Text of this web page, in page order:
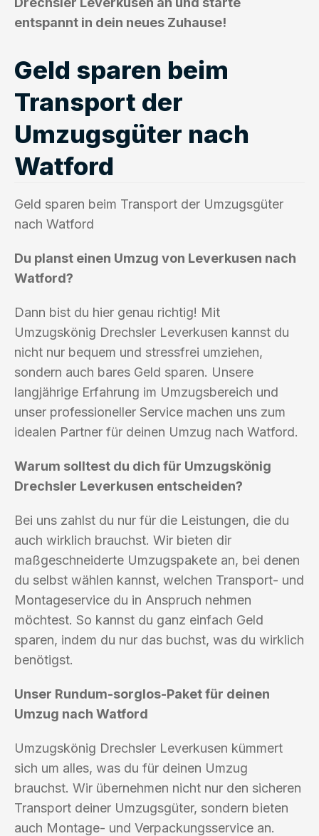
entspannt in dein neues Zuhause!
Geld sparen beim
Transport der
Umzugsgüter nach
Watford
Geld sparen beim Transport der Umzugsgüter
nach Watford
Du planst einen Umzug von Leverkusen nach
Watford?
Dann bist du hier genau richtig! Mit
Umzugskönig Drechsler Leverkusen kannst du
nicht nur bequem und stressfrei umziehen,
sondern auch bares Geld sparen. Unsere
langjährige Erfahrung im Umzugsbereich und
unser professioneller Service machen uns zum
idealen Partner für deinen Umzug nach Watford.
Warum solltest du dich für Umzugskönig
Drechsler Leverkusen entscheiden?
Bei uns zahlst du nur für die Leistungen, die du
auch wirklich brauchst. Wir bieten dir
maßgeschneiderte Umzugspakete an, bei denen
du selbst wählen kannst, welchen Transport- und
Montageservice du in Anspruch nehmen
möchtest. So kannst du ganz einfach Geld
sparen, indem du nur das buchst, was du wirklich
benötigst.
Unser Rundum-sorglos-Paket für deinen
Umzug nach Watford
Umzugskönig Drechsler Leverkusen kümmert
sich um alles, was du für deinen Umzug
brauchst. Wir übernehmen nicht nur den sicheren
Transport deiner Umzugsgüter, sondern bieten
auch Montage- und Verpackungsservice an.